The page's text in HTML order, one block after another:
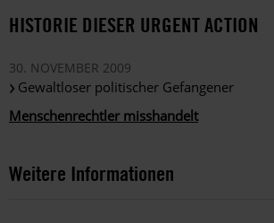
HISTORIE DIESER URGENT ACTION
30. NOVEMBER 2009
Gewaltloser politischer Gefangener
Menschenrechtler misshandelt
Weitere Informationen